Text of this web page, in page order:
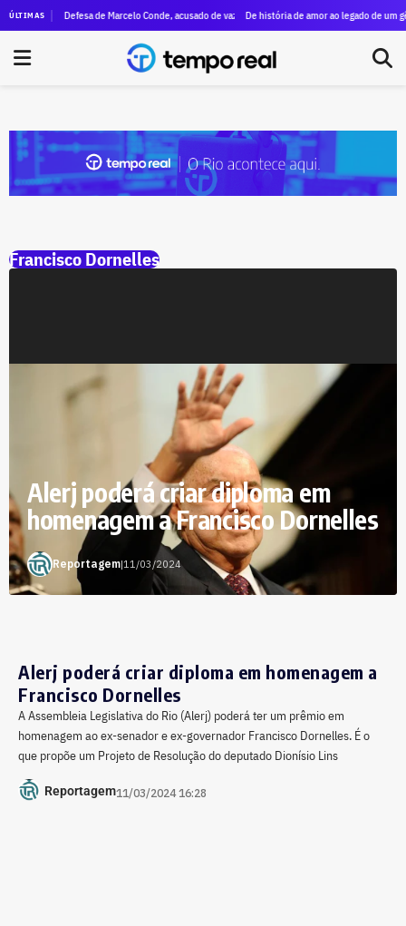
ÚLTIMAS
vídeo em que Eduardo Bolsonaro anuncia dispensa para não vacinar a própria filha
Defesa de Marcelo Conde, acusado de vazar dados da esposa de Moraes, pede
De história de amor ao legado de um
Francisco Dornelles
Alerj poderá criar diploma em
homenagem a Francisco Dornelles
Reportagem|11/03/2024
Alerj poderá criar diploma em homenagem a
Francisco Dornelles
A Assembleia Legislativa do Rio (Alerj) poderá ter um prêmio em
homenagem ao ex-senador e ex-governador Francisco Dornelles. É o
que propõe um Projeto de Resolução do deputado Dionísio Lins
Reportagem11/03/2024 16:28